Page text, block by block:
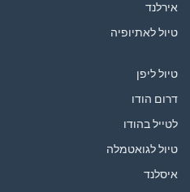
אירלנד
טיול לאתיופיה
טיול ליפן
דרום הודו
לטייל בהודו
טיול לגואטמלה
איסלנד